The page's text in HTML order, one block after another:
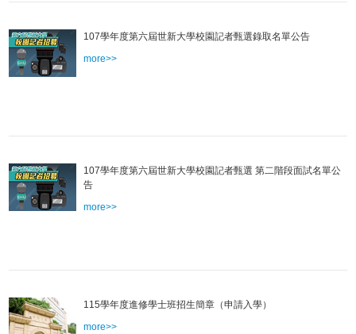
107學年度第六屆世新大學校園記者甄選錄取名單公告
more>>
107學年度第六屆世新大學校園記者甄選 第二階段面試名單公
告
more>>
115學年度進修學士班招生簡章（申請入學）
more>>